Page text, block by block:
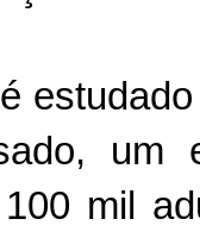
um
mil